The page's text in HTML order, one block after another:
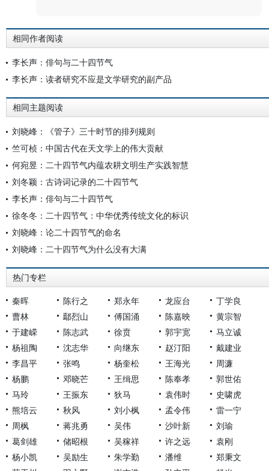
相同作者阅读
李长声：俳句与二十四节气
李长声：读者研究不应是文学研究的副产品
相同主题阅读
刘晓峰：《管子》三十时节的排列规则
竺可桢：中国古代在天文学上的伟大贡献
何宛昱：二十四节气内蕴农耕文明生产实践智慧
刘冬颖：古诗词记录的二十四节气
李长声：俳句与二十四节气
徐冬冬：二十四节气：中华优秀传统文化的标识
刘晓峰：论二十四节气的命名
刘晓峰：二十四节气为什么没有大满
热门专栏
秦晖 陈行之 郑永年 龙应台
丁学良
曹林
鄢烈山 傅国涌 陈嘉映
黄宗智
于建嵘
陈志武 徐贲 郭宇宽
马立诚
杨祖陶
沈志华 向继东 赵汀阳
戴建业
李昌平
张鸣 杨奎松 王海光
周濂
杨鹏
邓晓芒 王缉思 陈奉孝
郭世佑
马玲
王振东 狄马 袁伟时
史啸虎
熊培云
秋风 刘小枫 孟令伟
雷一宁
周枫
蒋兆勇 吴伟 沙叶新
刘瑜
葛剑雄
储昭根 吴稼祥 许之远
袁刚
杨小凯
吴励生 朱学勤 潘维
郑秉文